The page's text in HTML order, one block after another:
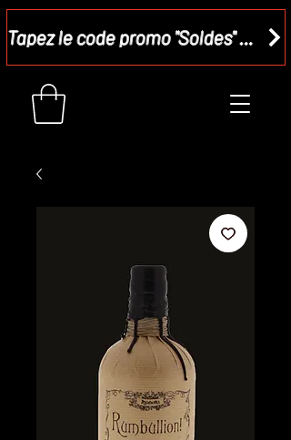
Tapez le code promo "Soldes" dans votre panier et recevez - 15 %